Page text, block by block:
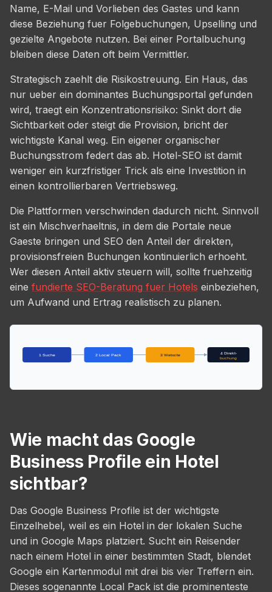
Name, E-Mail und Vorlieben des Gastes und kann
diese Beziehung fuer Folgebuchungen, Upselling und
gezielte Angebote nutzen. Bei einer Portalbuchung
bleiben diese Daten oft beim Vermittler.
Strategisch zaehlt die Risikostreuung. Ein Haus, das
nur ueber ein dominantes Buchungsportal gefunden
wird, traegt ein Konzentrationsrisiko: Sinkt dort die
Sichtbarkeit oder steigt die Provision, bricht der
wichtigste Kanal weg. Ein eigener organischer
Buchungsstrom federt das ab. Hotel-SEO ist damit
weniger ein kurzfristiger Trick als eine Investition in
einen kontrollierbaren Vertriebsweg.
Die Plattformen verschwinden dadurch nicht. Sinnvoll
ist ein Mischverhaeltnis, in dem die Portale neue
Gaeste bringen und SEO den Anteil der direkten,
provisionsfreien Buchungen kontinuierlich erhoeht.
Wer diesen Anteil aktiv steuern will, sollte fruehzeitig
eine fundierte SEO-Beratung fuer Hotels einbeziehen,
um Aufwand und Ertrag realistisch zu planen.
1 Suche 2 Local Pack 3 Website
4 Direkt-
buchung
Wie macht das Google
Business Profile ein Hotel
sichtbar?
Das Google Business Profile ist der wichtigste
Einzelhebel, weil es ein Hotel in der lokalen Suche
und in Google Maps platziert. Sucht ein Reisender
nach einem Hotel in einer bestimmten Stadt, blendet
Google ein Kartenmodul mit drei bis vier Treffern ein.
Dieses sogenannte Local Pack ist die prominenteste